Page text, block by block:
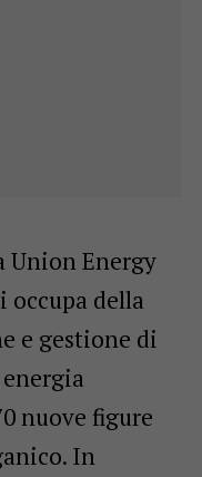
Union Energy
occupa della
e gestione di
nuove figure
In